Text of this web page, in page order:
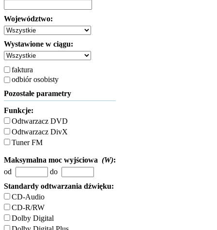
Województwo:
Wystawione w ciągu:
faktura
odbiór osobisty
Pozostałe parametry
Funkcje:
Odtwarzacz DVD
Odtwarzacz DivX
Tuner FM
Maksymalna moc wyjściowa (W):
od
do
Standardy odtwarzania dźwięku:
CD-Audio
CD-R/RW
Dolby Digital